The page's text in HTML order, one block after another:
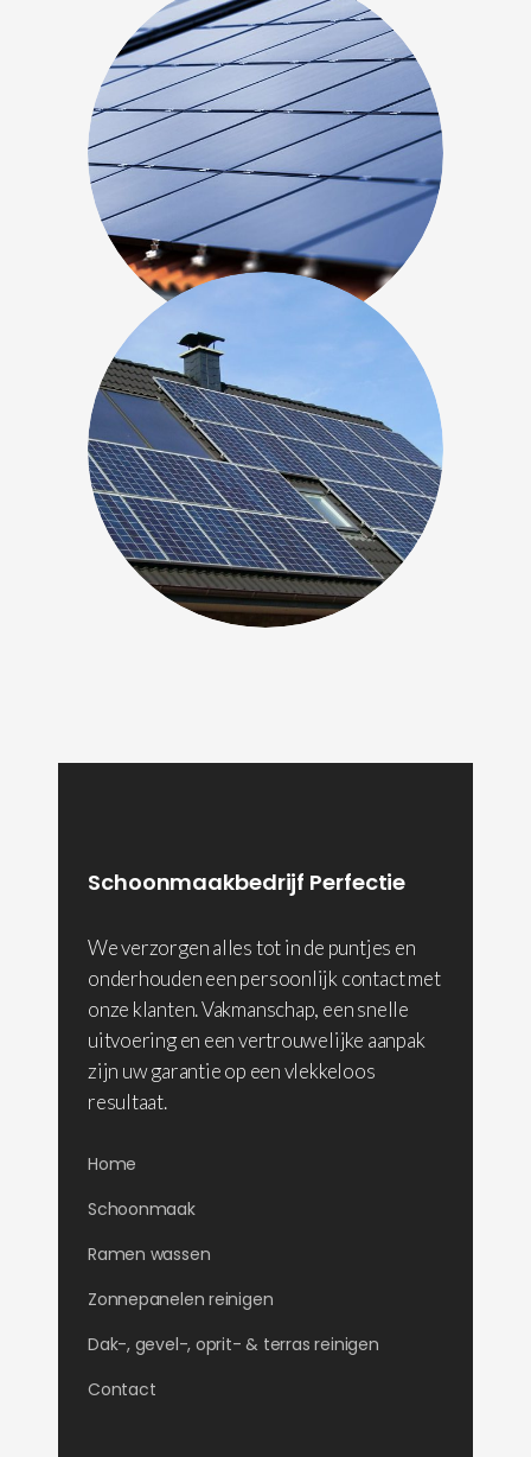
Schoonmaakbedrijf Perfectie
We verzorgen alles tot in de puntjes en
onderhouden een persoonlijk contact met
onze klanten. Vakmanschap, een snelle
uitvoering en een vertrouwelijke aanpak
zijn uw garantie op een vlekkeloos
resultaat.
Home
Schoonmaak
Ramen wassen
Zonnepanelen reinigen
Dak-, gevel-, oprit- & terras reinigen
Contact